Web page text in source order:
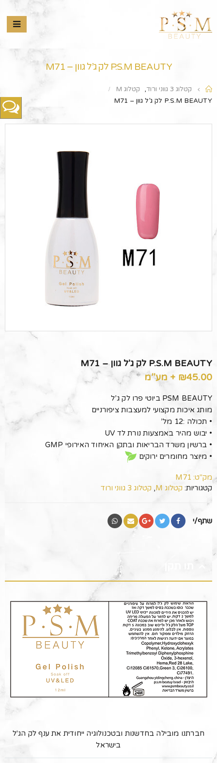
P.S.M BEAUTY לק ג’ל גוון – M71
קטלוג 3 גווני ורוד ,
קטלוג M
P.S.M BEAUTY לק ג’ל גוון – M71
P.S.M BEAUTY לק ג’ל גוון – M71
₪45.00 + מע"מ
PSM BEAUTY ביוטי פרו לק ג’ל
מותג איכות מקצועי למעצבות ציפורניים
• תכולה :12 מל’
• יבוש מהיר באמצעות נורת לד UV
• ברשיון משרד הבריאות ובתקן האיחוד האירופי GMP
• מיוצר מחומרים ירוקים
מק"ט: M71
קטגוריות: קטלוג M , קטלוג 3 גווני ורוד
שתף/י
חברתנו מובילה בחדשנות ובטכנולוגיה ייחודית את ענף לק הג'ל
בישראל